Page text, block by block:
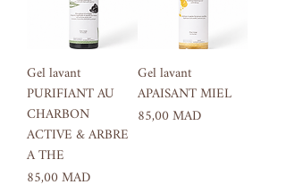
Gel lavant
PURIFIANT AU
CHARBON
ACTIVE & ARBRE
A THE
Prix
85,00 MAD
Gel lavant
APAISANT MIEL
Prix
85,00 MAD